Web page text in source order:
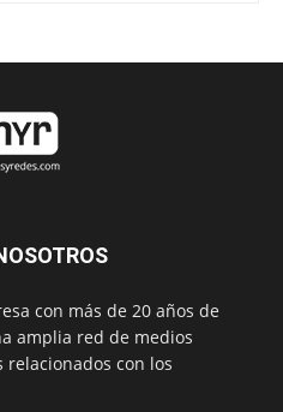
con más de 20 años de
amplia red de medios
con los